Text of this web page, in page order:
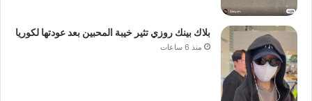
بلاك بينك روزي تثير خيبة المحبين بعد عودتها لكوريا
منذ 6 ساعات